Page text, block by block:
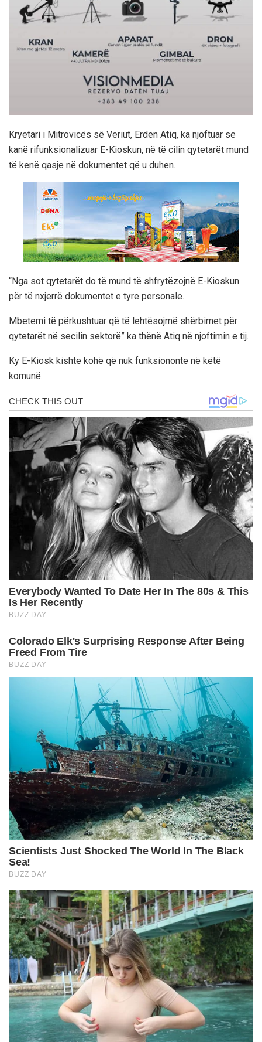
Kryetari i Mitrovicës së Veriut, Erden Atiq, ka njoftuar se
kanë rifunksionalizuar E-Kioskun, në të cilin qytetarët mund
të kenë qasje në dokumentet që u duhen.
“Nga sot qytetarët do të mund të shfrytëzojnë E-Kioskun
për të nxjerrë dokumentet e tyre personale.
Mbetemi të përkushtuar që të lehtësojmë shërbimet për
qytetarët në secilin sektorë” ka thënë Atiq në njoftimin e tij.
Ky E-Kiosk kishte kohë që nuk funksiononte në këtë
komunë.